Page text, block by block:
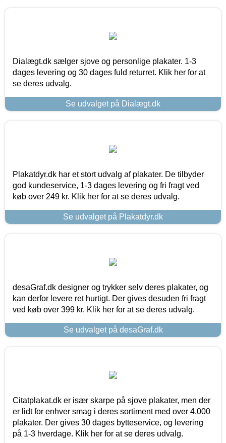
Dialægt.dk sælger sjove og personlige plakater. 1-3
dages levering og 30 dages fuld returret. Klik her for at
se deres udvalg.
Se udvalget på Dialægt.dk
Plakatdyr.dk har et stort udvalg af plakater. De tilbyder
god kundeservice, 1-3 dages levering og fri fragt ved
køb over 249 kr. Klik her for at se deres udvalg.
Se udvalget på Plakatdyr.dk
desaGraf.dk designer og trykker selv deres plakater, og
kan derfor levere ret hurtigt. Der gives desuden fri fragt
ved køb over 399 kr. Klik her for at se deres udvalg.
Se udvalget på desaGraf.dk
Citatplakat.dk er især skarpe på sjove plakater, men der
er lidt for enhver smag i deres sortiment med over 4.000
plakater. Der gives 30 dages bytteservice, og levering
på 1-3 hverdage. Klik her for at se deres udvalg.